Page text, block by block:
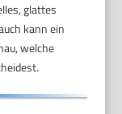
glattes
kann ein
welche